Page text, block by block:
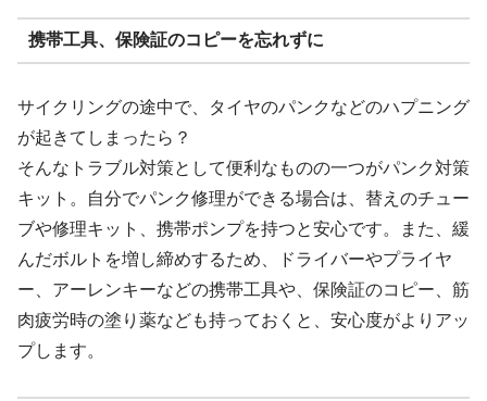
携帯工具、保険証のコピーを忘れずに
サイクリングの途中で、タイヤのパンクなどのハプニング
が起きてしまったら？
そんなトラブル対策として便利なものの一つがパンク対策
キット。自分でパンク修理ができる場合は、替えのチュー
ブや修理キット、携帯ポンプを持つと安心です。また、緩
んだボルトを増し締めするため、ドライバーやプライヤ
ー、アーレンキーなどの携帯工具や、保険証のコピー、筋
肉疲労時の塗り薬なども持っておくと、安心度がよりアッ
プします。